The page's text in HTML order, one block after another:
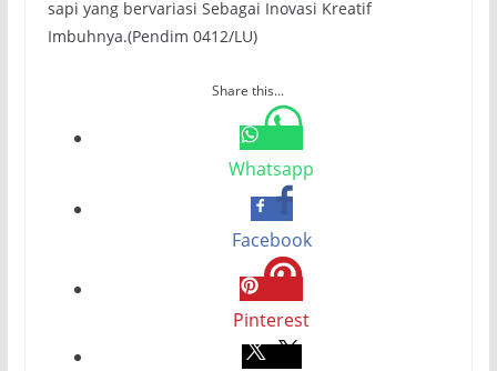
sapi yang bervariasi Sebagai Inovasi Kreatif
Imbuhnya.(Pendim 0412/LU)
Share this...
Whatsapp
Facebook
Pinterest